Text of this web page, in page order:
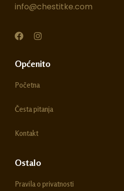
info@chestitke.com
F
e
b
o
I
t
r
m
Općenito
Početna
Česta pitanja
Kontakt
Ostalo
Pravila o privatnosti